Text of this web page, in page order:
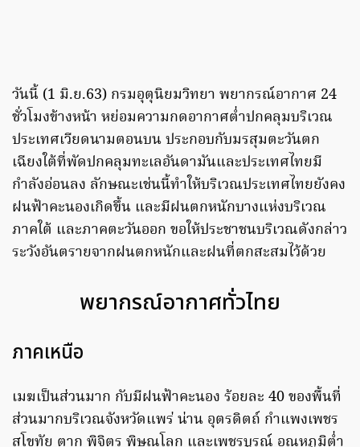
วันนี้ (1 มิ.ย.63) กรมอุตุนิยมวิทยา พยากรณ์อากาศ 24
ชั่วโมงข้างหน้า หย่อมความกดอากาศต่ำปกคลุมบริเวณ
ประเทศเวียดนามตอนบน ประกอบกับมรสุมตะวันตก
เฉียงใต้ที่พัดปกคลุมทะเลอันดามันและประเทศไทยมี
กำลังอ่อนลง ลักษณะเช่นนี้ทำให้บริเวณประเทศไทยยังคง
ฝนฟ้าคะนองเกิดขึ้น และมีฝนตกหนักบางแห่งบริเวณ
ภาคใต้ และภาคตะวันออก ขอให้ประชาชนบริเวณดังกล่าว
ระวังอันตรายจากฝนตกหนักและฝนที่ตกสะสมไว้ด้วย
พยากรณ์อากาศทั่วไทย
ภาคเหนือ
เมฆเป็นส่วนมาก กับมีฝนฟ้าคะนอง ร้อยละ 40 ของพื้นที่
ส่วนมากบริเวณจังหวัดแพร่ น่าน อุตรดิตถ์ กำแพงเพชร